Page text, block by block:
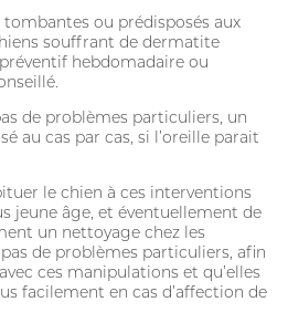
COMPORTEMENT
HABITAT
ALTERNATIVE
EXTERNE
PURGE
DIGESTION
ou prédisposés aux
souffrant de dermatite
hebdomadaire ou
de problèmes particuliers, un
au cas par cas, si l’oreille parait
le chien à ces interventions
jeune âge, et éventuellement de
un nettoyage chez les
de problèmes particuliers, afin
ces manipulations et qu’elles
facilement en cas d’affection de